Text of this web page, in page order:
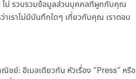
ไม่ รวบรวมข้อมูลส่วนบุคคลที่ผูกกับคุณ
เราไม่มีบันทึกใดๆ เกี่ยวกับคุณ เราตอบ
ย์: อีเมลเดียวกัน หัวเรื่อง “Press” หรือ